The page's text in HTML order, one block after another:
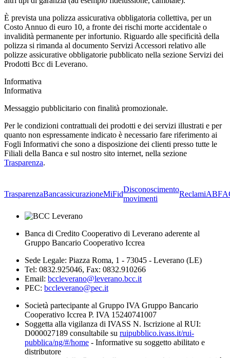
È prevista una polizza assicurativa obbligatoria collettiva, per un
Costo Annuo di euro 10, a fronte dei rischi morte accidentale o
invalidità permanente per infortunio. Riguardo alle specificità della
polizza si rimanda al documento Servizi Accessori relativo alle
polizze assicurative obbligatorie pubblicato nella sezione Servizi dei
Prodotti Bcc di Leverano.
Informativa
Informativa
Messaggio pubblicitario con finalità promozionale.
Per le condizioni contrattuali dei prodotti e dei servizi illustrati e per
quanto non espressamente indicato è necessario fare riferimento ai
Fogli Informativi che sono a disposizione dei clienti presso tutte le
Filiali della Banca e sul nostro sito internet, nella sezione
Trasparenza.
TrasparenzaBancassicurazioneMiFid
Disconoscimento
movimenti
ReclamiABF
Banca di Credito Cooperativo di Leverano aderente al
Gruppo Bancario Cooperativo Iccrea
Sede Legale: Piazza Roma, 1 - 73045 - Leverano (LE)
Tel: 0832.925046, Fax: 0832.910266
Email: bccleverano@leverano.bcc.it
PEC: bccleverano@pec.it
Società partecipante al Gruppo IVA Gruppo Bancario
Cooperativo Iccrea P. IVA 15240741007
Soggetta alla vigilanza di IVASS N. Iscrizione al RUI:
D000027189 consultabile su ruipubblico.ivass.it/rui-
pubblica/ng/#/home - Informative su soggetto abilitato e
distributore